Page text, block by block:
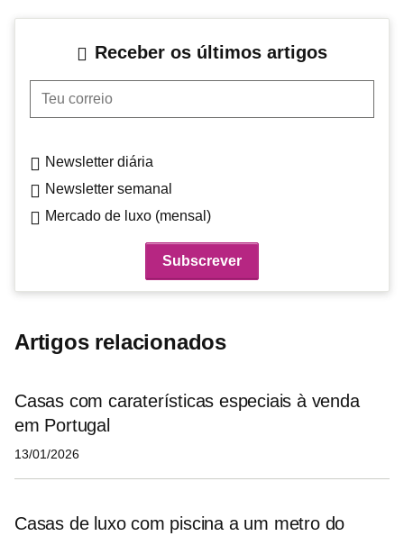
Receber os últimos artigos
Teu correio
Newsletter diária
Newsletter semanal
Mercado de luxo (mensal)
Artigos relacionados
Casas com caraterísticas especiais à venda
em Portugal
13/01/2026
Casas de luxo com piscina a um metro do